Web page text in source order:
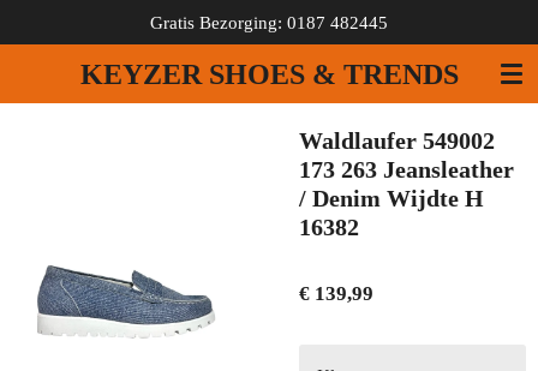
direct
de
KEYZER SHOES & TRENDS
Gratis Bezorging: 0187 482445
Waldlaufer 549002
173 263 Jeansleather
/ Denim Wijdte H
16382
€ 139,99